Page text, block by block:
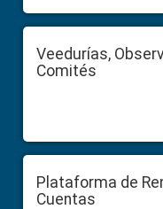
Veedurías,
Comités
Plataforma de
Cuentas